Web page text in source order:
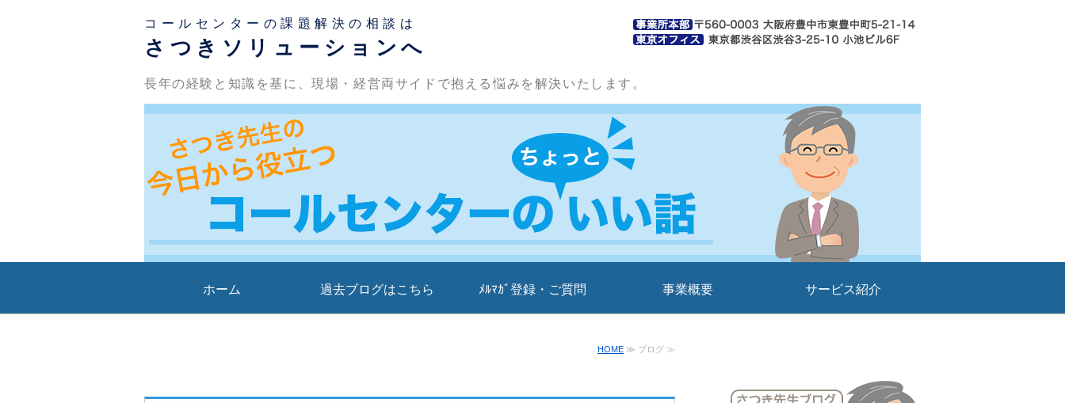
コールセンターの課題解決の相談は
さつきソリューションへ
長年の経験と知識を基に、現場・経営両サイドで抱える悩みを解決いたします。
ホーム 過去ブログはこちら ﾒﾙﾏｶﾞ登録・ご質問 事業概要 サービス紹介
HOME ≫ ブログ ≫